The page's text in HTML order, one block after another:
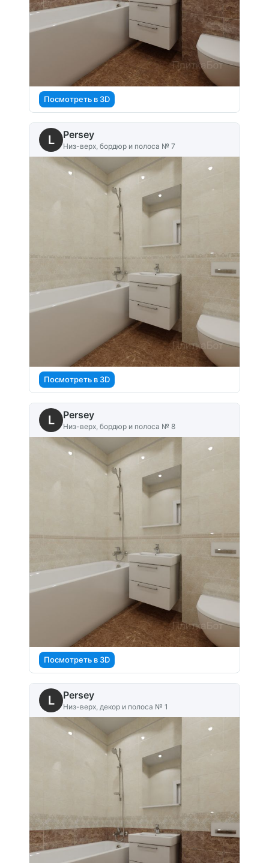
Посмотреть в 3D
L Persey
Низ-верх, бордюр и полоса № 7
Посмотреть в 3D
L Persey
Низ-верх, бордюр и полоса № 8
Посмотреть в 3D
L Persey
Низ-верх, декор и полоса № 1